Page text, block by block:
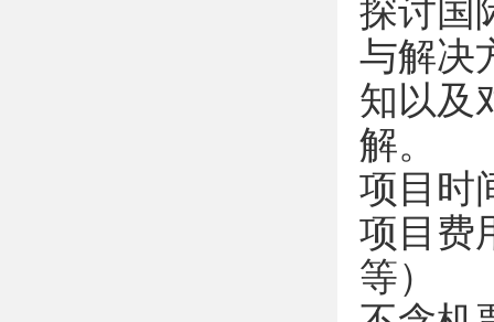
探讨国
与解决
知以及
解。
项目时
项目费
等）